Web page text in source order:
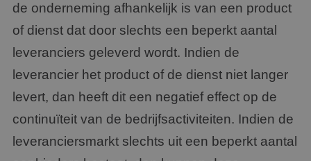
de onderneming afhankelijk is van een product
of dienst dat door slechts een beperkt aantal
leveranciers geleverd wordt. Indien de
leverancier het product of de dienst niet langer
levert, dan heeft dit een negatief effect op de
continuïteit van de bedrijfsactiviteiten. Indien de
leveranciersmarkt slechts uit een beperkt aantal